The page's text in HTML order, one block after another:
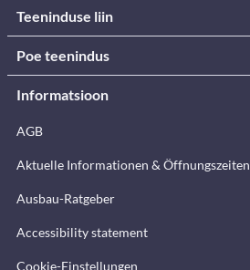
Teeninduse liin
Poe teenindus
Informatsioon
AGB
Aktuelle Informationen & Öffnungszeiten
Ausbau-Ratgeber
Accessibility statement
Cookie-Einstellungen